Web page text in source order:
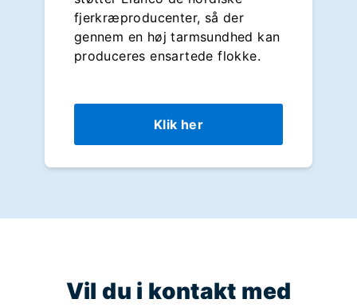
fjerkræproducenter, så der
gennem en høj tarmsundhed kan
produceres ensartede flokke.
Klik her
Vil du i kontakt med